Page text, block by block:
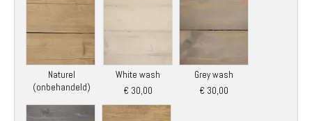
Naturel
(onbehandeld)
White wash
€ 30,00
Grey wash
€ 30,00